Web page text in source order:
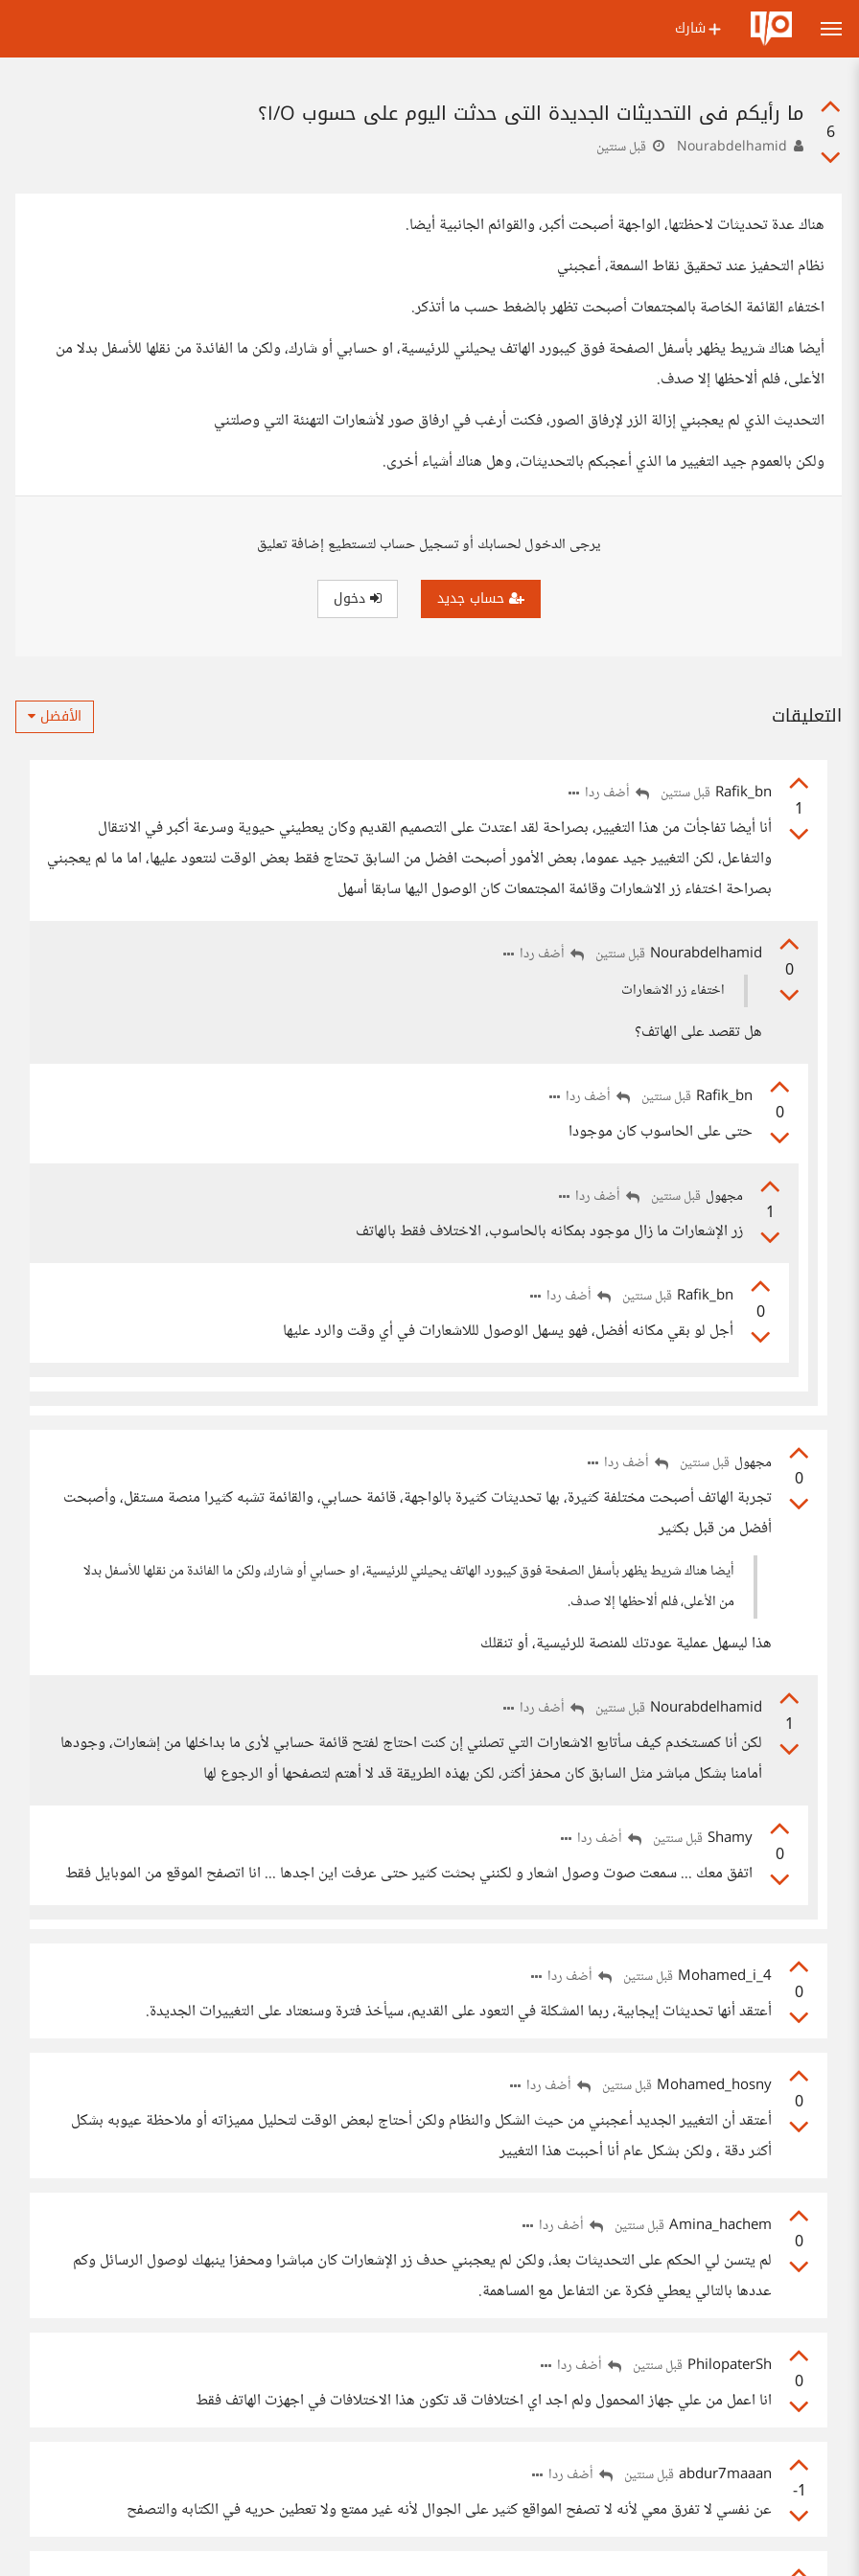
شارك
6
ما رأيكم في التحديثات الجديدة التي حدثت اليوم على حسوب I/O؟
قبل سنتين
هناك عدة تحديثات لاحظتها، الواجهة أصبحت أكبر، والقوائم الجانبية أيضا.
نظام التحفيز عند تحقيق نقاط السمعة، أعجبني
اختفاء القائمة الخاصة بالمجتمعات أصبحت تظهر بالضغط حسب ما أتذكر.
أيضا هناك شريط يظهر بأسفل الصفحة فوق كيبورد الهاتف يحيلني للرئيسية، او حسابي أو شارك، ولكن ما الفائدة من نقلها للأسفل بدلا من
الأعلى، فلم ألاحظها إلا صدف.
التحديث الذي لم يعجبني إزالة الزر لإرفاق الصور، فكنت أرغب في ارفاق صور لأشعارات التهنئة التي وصلتني
ولكن بالعموم جيد التغيير ما الذي أعجبكم بالتحديثات، وهل هناك أشياء أخرى.
يرجى الدخول لحسابك أو تسجيل حساب لتستطيع إضافة تعليق
حساب جديد دخول
التعليقات الأفضل
1
Rafik_bn قبل سنتين أضف ردا
أنا أيضا تفاجأت من هذا التغيير، بصراحة لقد اعتدت على التصميم القديم وكان يعطيني حيوية وسرعة أكبر في الانتقال
والتفاعل، لكن التغيير جيد عموما، بعض الأمور أصبحت افضل من السابق تحتاج فقط بعض الوقت لنتعود عليها، اما ما لم يعجبني
بصراحة اختفاء زر الاشعارات وقائمة المجتمعات كان الوصول اليها سابقا أسهل
0
Nourabdelhamid قبل سنتين
أضف ردا
اختفاء زر الاشعارات
هل تقصد على الهاتف؟
0
Rafik_bn قبل سنتين أضف ردا
حتى على الحاسوب كان موجودا
1
مجهول قبل سنتين أضف ردا
زر الإشعارات ما زال موجود بمكانه بالحاسوب، الاختلاف فقط بالهاتف
0
Rafik_bn قبل سنتين أضف ردا
أجل لو بقي مكانه أفضل، فهو يسهل الوصول لللاشعارات في أي وقت والرد عليها
0
مجهول قبل سنتين أضف ردا
تجربة الهاتف أصبحت مختلفة كثيرة، بها تحديثات كثيرة بالواجهة، قائمة حسابي، والقائمة تشبه كثيرا منصة مستقل، وأصبحت
أفضل من قبل بكثير
أيضا هناك شريط يظهر بأسفل الصفحة فوق كيبورد الهاتف يحيلني للرئيسية، او حسابي أو شارك، ولكن ما الفائدة من نقلها للأسفل بدلا
من الأعلى، فلم ألاحظها إلا صدف.
هذا ليسهل عملية عودتك للمنصة للرئيسية، أو تنقلك
1
Nourabdelhamid قبل سنتين أضف ردا
لكن أنا كمستخدم كيف سأتابع الاشعارات التي تصلني إن كنت احتاج لفتح قائمة حسابي لأرى ما بداخلها من إشعارات، وجودها
أمامنا بشكل مباشر مثل السابق كان محفز أكثر، لكن بهذه الطريقة قد لا أهتم لتصفحها أو الرجوع لها
0
Shamy قبل سنتين أضف ردا
اتفق معك ... سمعت صوت وصول اشعار و لكنني بحثت كثير حتى عرفت اين اجدها ... انا اتصفح الموقع من الموبايل فقط
0
Mohamed_i_4 قبل سنتين أضف ردا
أعتقد أنها تحديثات إيجابية، ربما المشكلة في التعود على القديم، سيأخذ فترة وسنعتاد على التغييرات الجديدة.
0
Mohamed_hosny قبل سنتين أضف ردا
أعتقد أن التغيير الجديد أعجبني من حيث الشكل والنظام ولكن أحتاج لبعض الوقت لتحليل مميزاته أو ملاحظة عيوبه بشكل
أكثر دقة ، ولكن بشكل عام أنا أحببت هذا التغيير
0
Amina_hachem قبل سنتين أضف ردا
لم يتسن لي الحكم على التحديثات بعدُ، ولكن لم يعجبني حدف زر الإشعارات كان مباشرا ومحفزا ينبهك لوصول الرسائل وكم
عددها بالتالي يعطي فكرة عن التفاعل مع المساهمة.
0
PhilopaterSh قبل سنتين أضف ردا
انا اعمل من علي جهاز المحمول ولم اجد اي اختلافات قد تكون هذا الاختلافات في اجهزت الهاتف فقط
-1
abdur7maaan قبل سنتين أضف ردا
عن نفسي لا تفرق معي لأنه لا تصفح المواقع كثير على الجوال لأنه غير ممتع ولا تعطين حريه في الكتابه والتصفح